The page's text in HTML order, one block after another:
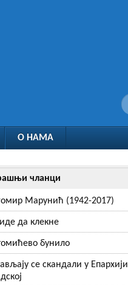
О НАМА
чланци
Марунић (1942-2017)
да клекне
бунило
се скандали у Епархији